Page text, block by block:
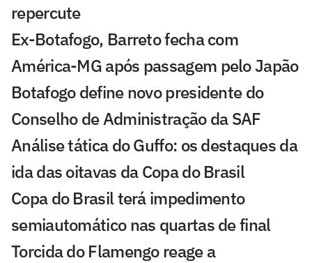
repercute
Ex-Botafogo, Barreto fecha com
América-MG após passagem pelo Japão
Botafogo define novo presidente do
Conselho de Administração da SAF
Análise tática do Guffo: os destaques da
ida das oitavas da Copa do Brasil
Copa do Brasil terá impedimento
semiautomático nas quartas de final
Torcida do Flamengo reage a